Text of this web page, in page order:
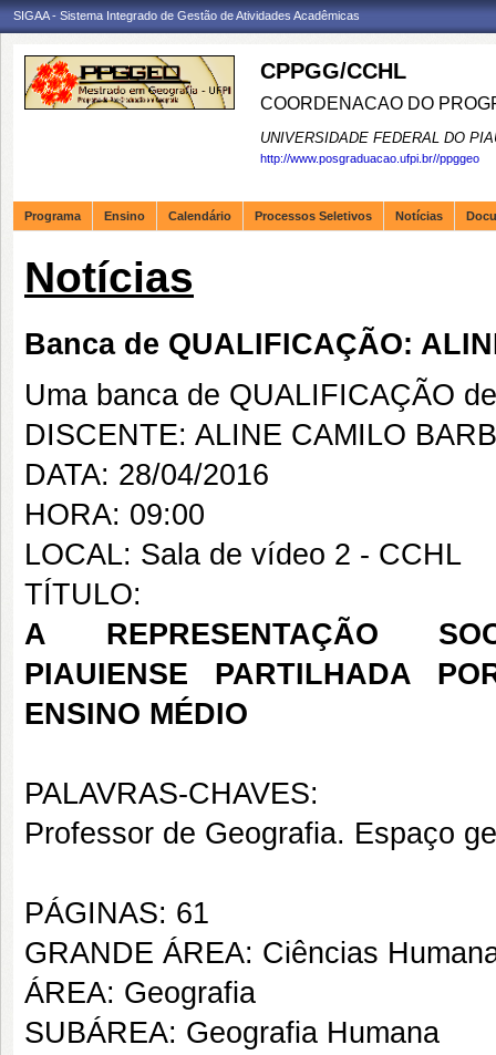
SIGAA - Sistema Integrado de Gestão de Atividades Acadêmicas
CPPGG/CCHL
COORDENACAO DO
UNIVERSIDADE FEDERAL DO
http://www.posgraduacao.ufpi.br//ppggeo
Programa Ensino Calendário Processos Seletivos Notícias
Notícias
Banca de QUALIFICAÇÃO:
Uma banca de QUALIFICAÇÃO
DISCENTE: ALINE CAMILO
DATA: 28/04/2016
HORA: 09:00
LOCAL: Sala de vídeo 2 - CCHL
TÍTULO:
A REPRESENTAÇÃO
PIAUIENSE PARTILHADA
ENSINO MÉDIO
PALAVRAS-CHAVES:
Professor de Geografia. Espaço
PÁGINAS: 61
GRANDE ÁREA: Ciências
ÁREA: Geografia
SUBÁREA: Geografia Humana